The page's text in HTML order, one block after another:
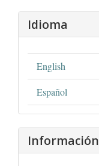
Idioma
English
Español
Información